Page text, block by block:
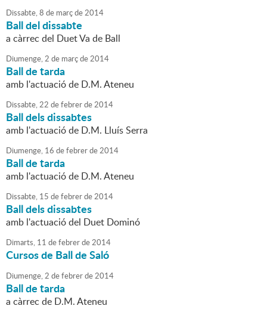
Dissabte,8 de marçde2014
Ball del dissabte
a càrrec del Duet Va de Ball
Diumenge,2 de marçde2014
Ball de tarda
amb l'actuació de D.M. Ateneu
Dissabte,22 defebrerde2014
Ball dels dissabtes
amb l'actuació de D.M. Lluís Serra
Diumenge, 16 defebrerde2014
Ball de tarda
amb l'actuació de D.M. Ateneu
Dissabte, 15 defebrerde2014
Ball dels dissabtes
amb l'actuació del Duet Dominó
Dimarts, 11 defebrerde2014
Cursos de Ball de Saló
Diumenge,2 defebrerde2014
Ball de tarda
a càrrec de D.M. Ateneu